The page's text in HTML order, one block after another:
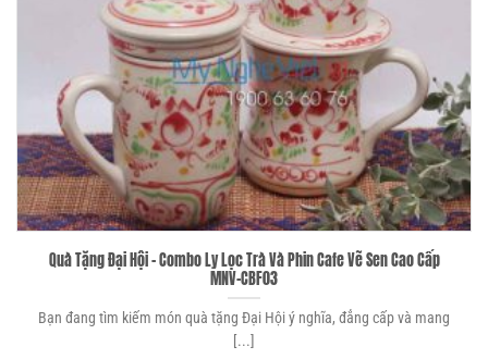
Quà Tặng Đại Hội – Combo Ly Lọc Trà Và Phin Cafe Vẽ Sen Cao Cấp
MNV-CBF03
Bạn đang tìm kiếm món quà tặng Đại Hội ý nghĩa, đẳng cấp và mang
[...]